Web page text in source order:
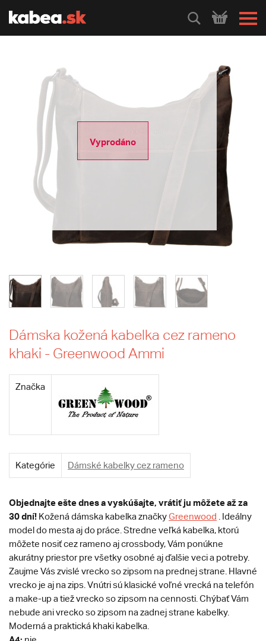
HLEDEJ
Vyprodáno
Dámska kožená kabelka cez rameno
khaki - Greenwood Ammi
Značka
Kategórie Dámské kabelky cez rameno
Objednajte ešte dnesa vyskúšajte, vrátiť ju môžete až za
30 dní! Kožená dámska kabelka značkyGreenwood . Ideálny
model do mesta aj do práce. Stredne veľká kabelka, ktorú
môžete nosiť cez rameno aj crossbody, Vám ponúkne
akurátny priestor pre všetky osobné aj ďalšie veci a potreby.
Zaujme Vás zvislé vrecko so zipsom na prednej strane. Hlavné
vrecko je aj na zips. Vnútri sú klasické voľné vrecká na telefón
a make-up a tiež vrecko so zipsom na cennosti. Chýbať Vám
nebude ani vrecko so zipsom na zadnej strane kabelky.
Moderná a praktická khaki kabelka.